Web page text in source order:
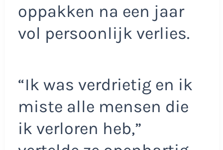
oppakken na een jaar
vol persoonlijk verlies.
“Ik was verdrietig en ik
miste alle mensen die
ik verloren heb,”